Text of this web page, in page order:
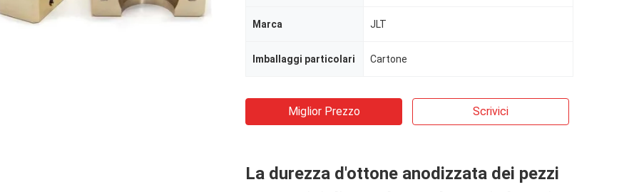
Marca JLT
Imballaggi particolari Cartone
Miglior Prezzo Scrivici
La durezza d'ottone anodizzata dei pezzi